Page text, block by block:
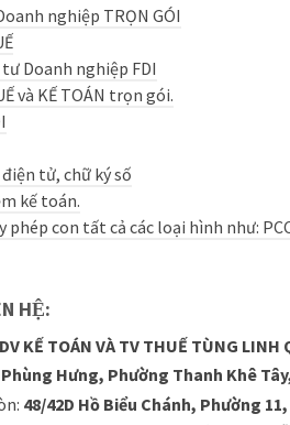
nghiệp TRỌN GÓI
Doanh nghiệp FDI
và KẾ TOÁN trọn gói.
tử, chữ ký số
kế toán.
phép con tất cả các loại hình như:
HỆ:
KẾ TOÁN VÀ TV THUẾ TÙNG LINH
Phùng Hưng, Phường Thanh Khê
48/42D Hồ Biểu Chánh, Phường